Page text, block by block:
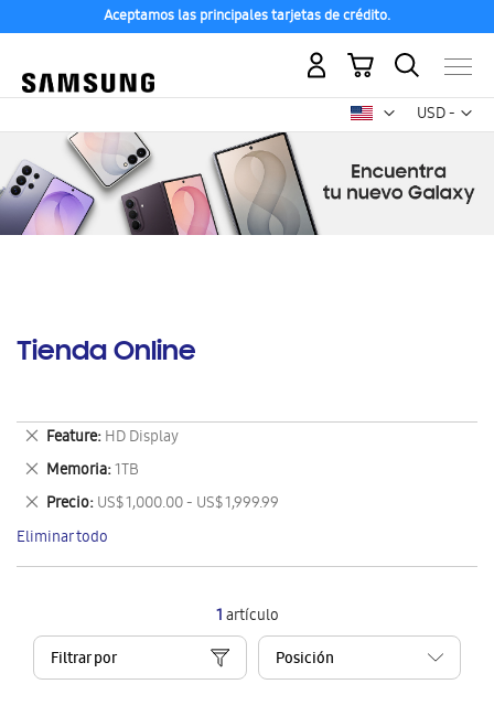
Aceptamos las principales tarjetas de crédito.
USD -
dólar
Mi carrito
Tienda Online
1artículo
Filtrar por
Feature HD Display
Eliminar
este
artículo
Memoria 1TB
Eliminar
este
artículo
Precio US$ 1,000.00 - US$ 1,999.99
Eliminar
este
artículo
Eliminar todo